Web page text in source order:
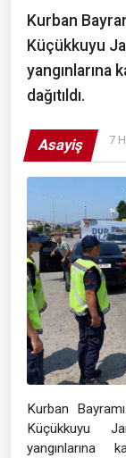
Kurban
Küçükkuyu
yangınlarına
dağıtıldı.
Asayiş 7
Kurban
Küçükkuyu
yangınlarına